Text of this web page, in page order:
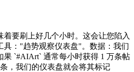
着要刷上好几个小时。这会让您陷入
具："趋势观察仪表盘"。数据：我们
果 `#AIArt` 通常每小时获得 1 万条帖
，我们的仪表盘就会将其标记